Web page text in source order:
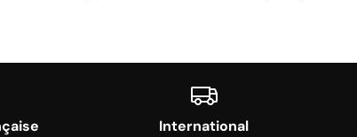
International